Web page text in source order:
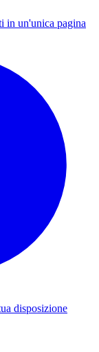
in un'unica pagina
disposizione